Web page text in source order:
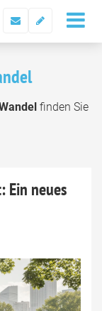
finden Sie
Ein neues